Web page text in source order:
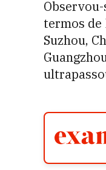
termos de
Suzhou,